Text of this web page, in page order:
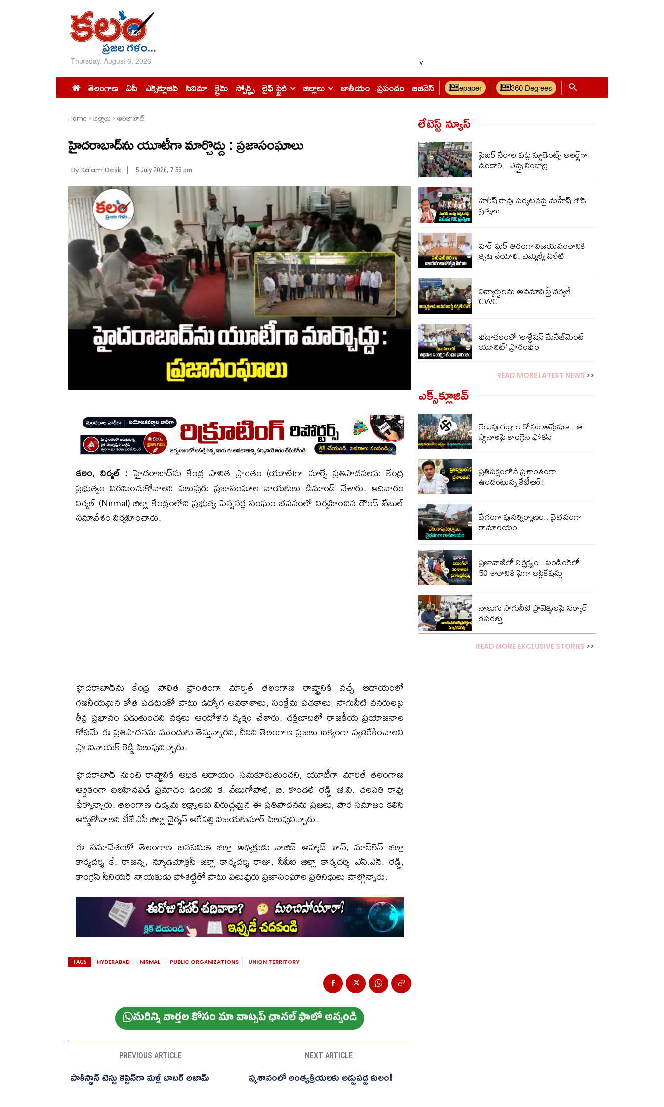
Thursday, August 6, 2026 v
తెలంగాణ ఏపీ ఎక్స్‌క్లూజివ్‌ సినిమా క్రైమ్ స్పోర్ట్స్ లైఫ్ స్టైల్ జిల్లాలు జాతీయం ప్రపంచం బిజినెస్ epaper 360 Degrees
Home జిల్లాలు ఆదిలాబాద్
హైదరాబాద్‌ను యూటీగా మార్చొద్దు : ప్రజాసంఘాలు
By Kalam Desk 5 July 2026, 7:58 pm
కలం, నిర్మల్​ : హైదరాబాద్‌ను కేంద్ర పాలిత ప్రాంతం (యూటీ)గా మార్చే ప్రతిపాదనలను కేంద్ర
ప్రభుత్వం విరమించుకోవాలని పలువురు ప్రజాసంఘాల నాయకులు డిమాండ్ చేశారు. ఆదివారం
నిర్మల్ (Nirmal) జిల్లా కేంద్రంలోని ప్రభుత్వ పెన్షనర్ల సంఘం భవనంలో నిర్వహించిన రౌండ్ టేబుల్
సమావేశం నిర్వహించారు.
హైదరాబాద్‌ను కేంద్ర పాలిత ప్రాంతంగా మార్చితే తెలంగాణ రాష్ట్రానికి వచ్చే ఆదాయంలో
గణనీయమైన కోత పడటంతో పాటు ఉద్యోగ అవకాశాలు, సంక్షేమ పథకాలు, సాగునీటి వనరులపై
తీవ్ర ప్రభావం పడుతుందని వక్తలు ఆందోళన వ్యక్తం చేశారు. దక్షిణాదిలో రాజకీయ ప్రయోజనాల
కోసమే ఈ ప్రతిపాదనను ముందుకు తెస్తున్నారని, దీనిని తెలంగాణ ప్రజలు ఐక్యంగా వ్యతిరేకించాలని
ప్రొ.వినాయక్ రెడ్డి పిలుపునిచ్చారు.
హైదరాబాద్ నుంచి రాష్ట్రానికి అధిక ఆదాయం సమకూరుతుందని, యూటీగా మారితే తెలంగాణ
ఆర్థికంగా బలహీనపడే ప్రమాదం ఉందని కె. వేణుగోపాల్, బి. కొండల్ రెడ్డి, జె.వి. చలపతి రావు
పేర్కొన్నారు. తెలంగాణ ఉద్యమ లక్ష్యాలకు విరుద్ధమైన ఈ ప్రతిపాదనను ప్రజలు, పౌర సమాజం కలిసి
అడ్డుకోవాలని టీజేఎసీ జిల్లా చైర్మన్ ఆరేపల్లి విజయకుమార్ పిలుపునిచ్చారు.
ఈ సమావేశంలో తెలంగాణ జనసమితి జిల్లా అధ్యక్షుడు వాజిద్ అహ్మద్ ఖాన్, మాస్‌లైన్ జిల్లా
కార్యదర్శి కే. రాజన్న, న్యూడెమోక్రసీ జిల్లా కార్యదర్శి రాజు, సీపీఐ జిల్లా కార్యదర్శి ఎస్.ఎన్. రెడ్డి,
కాంగ్రెస్ సీనియర్ నాయకుడు పోశెట్టితో పాటు పలువురు ప్రజాసంఘాల ప్రతినిధులు పాల్గొన్నారు.
TAGS HYDERABAD NIRMAL PUBLIC ORGANIZATIONS UNION TERRITORY
మ‌రిన్ని వార్త‌ల కోసం మా వాట్స‌ప్ ఛాన‌ల్ ఫాలో అవ్వండి
PREVIOUS ARTICLE
పాకిస్థాన్ టెస్టు కెప్టెన్‌గా మళ్లీ బాబర్ అజామ్
NEXT ARTICLE
స్మ‌శానంలో అంత్య‌క్రియ‌ల‌కు అడ్డుప‌డ్డ కులం!
లేటెస్ట్ న్యూస్‌
సైబర్ నేరాల పట్ల స్టూడెంట్స్ అలర్ట్‌గా
ఉండాలి.. ఎస్సై లింబాద్రి
హరీష్ రావు పర్యటనపై మహేష్ గౌడ్
ప్రశ్నలు
హర్ ఘర్ తిరంగా విజయవంతానికి
కృషి చేయాలి: ఎమ్మెల్యే ఏలేటి
విద్యార్థులను అవమానిస్తే చర్యలే:
CWC
భద్రాచలంలో ‘లాక్టేషన్ మేనేజ్‌మెంట్
యూనిట్’ ప్రారంభం
READ MORE LATEST NEWS >>
ఎక్స్‌క్లూజివ్‌
గెలుపు గుర్రాల కోసం అన్వేషణ.. ఆ
స్థానాలపై కాంగ్రెస్ ఫోకస్
ప్ర‌తిప‌క్షంలోనే ప్ర‌శాంతంగా
ఉందంటున్న కేటీఆర్!
వేగంగా పునర్నిర్మాణం.. వైభవంగా
రామాలయం
ప్రజావాణిలో నిర్లక్ష్యం.. పెండింగ్‌లో
50 శాతానికి పైగా అప్లికేషన్లు
నాలుగు సాగునీటి ప్రాజెక్టులపై సర్కార్
కసరత్తు
READ MORE EXCLUSIVE STORIES >>